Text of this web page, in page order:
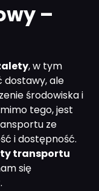
–
, w tym
dostawy, ale
środowiska i
tego, jest
ze
i dostępność.
transportu
się